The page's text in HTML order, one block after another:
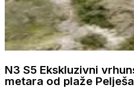
N3 S5 Ekskluzivni
metara od plaže